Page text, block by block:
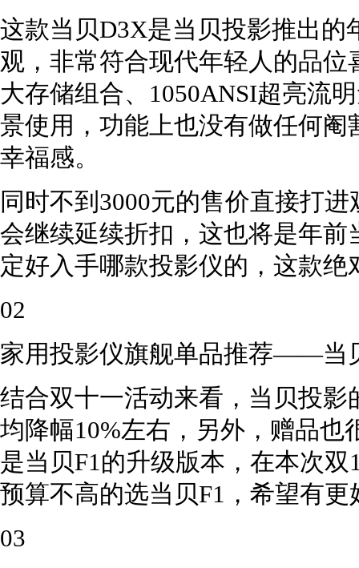
这款当贝D3X是当贝投影推出
观，非常符合现代年轻人的品位
大存储组合、1050ANSI超亮流
景使用，功能上也没有做任何
幸福感。
同时不到3000元的售价直接打
会继续延续折扣，这也将是年
定好入手哪款投影仪的，这款绝
02
家用投影仪旗舰单品推荐——当
结合双十一活动来看，当贝投
均降幅10%左右，另外，赠品也
是当贝F1的升级版本，在本次
预算不高的选当贝F1，希望有
03